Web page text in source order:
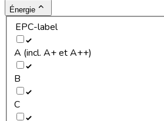
Énergie
EPC-label
A (incl. A+ et A++)
B
C